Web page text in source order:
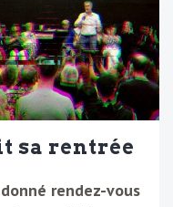
sa rentrée
rendez-vous